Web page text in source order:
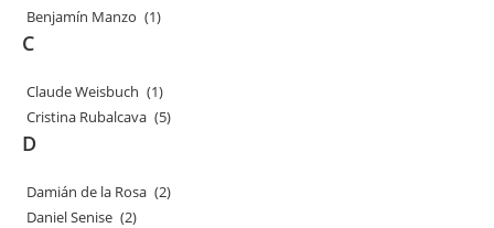
Benjamín Manzo (1)
C
Claude Weisbuch (1)
Cristina Rubalcava (5)
D
Damián de la Rosa (2)
Daniel Senise (2)